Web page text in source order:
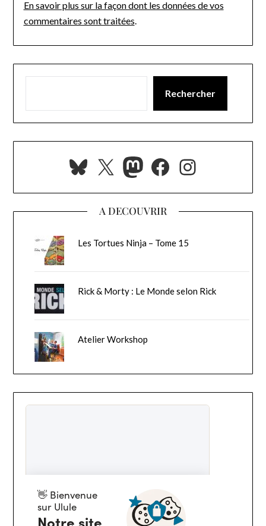
En savoir plus sur la façon dont les données de vos
commentaires sont traitées.
Rechercher
Bluesky
X Mastodon
Facebook
A DECOUVRIR
Les Tortues Ninja – Tome 15
Rick & Morty : Le Monde selon Rick
Atelier Workshop